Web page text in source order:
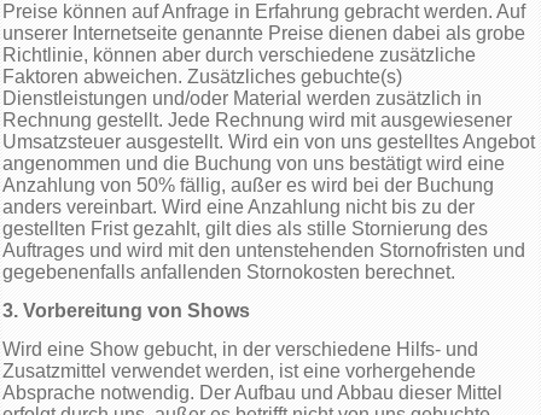
Preise können auf Anfrage in Erfahrung gebracht werden. Auf
unserer Internetseite genannte Preise dienen dabei als grobe
Richtlinie, können aber durch verschiedene zusätzliche
Faktoren abweichen. Zusätzliches gebuchte(s)
Dienstleistungen und/oder Material werden zusätzlich in
Rechnung gestellt. Jede Rechnung wird mit ausgewiesener
Umsatzsteuer ausgestellt. Wird ein von uns gestelltes Angebot
angenommen und die Buchung von uns bestätigt wird eine
Anzahlung von 50% fällig, außer es wird bei der Buchung
anders vereinbart. Wird eine Anzahlung nicht bis zu der
gestellten Frist gezahlt, gilt dies als stille Stornierung des
Auftrages und wird mit den untenstehenden Stornofristen und
gegebenenfalls anfallenden Stornokosten berechnet.
3. Vorbereitung von Shows
Wird eine Show gebucht, in der verschiedene Hilfs- und
Zusatzmittel verwendet werden, ist eine vorhergehende
Absprache notwendig. Der Aufbau und Abbau dieser Mittel